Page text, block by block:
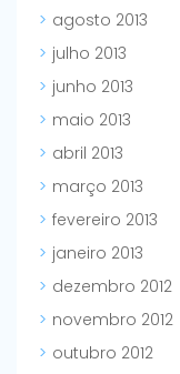
agosto 2013
julho 2013
junho 2013
maio 2013
abril 2013
março 2013
fevereiro 2013
janeiro 2013
dezembro 2012
novembro 2012
outubro 2012